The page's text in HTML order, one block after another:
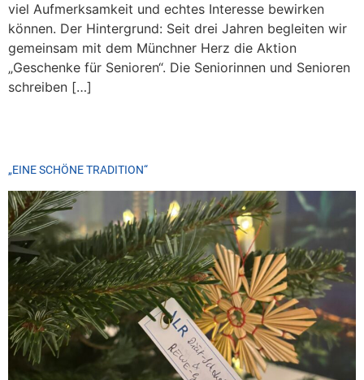
viel Aufmerksamkeit und echtes Interesse bewirken
können. Der Hintergrund: Seit drei Jahren begleiten wir
gemeinsam mit dem Münchner Herz die Aktion
„Geschenke für Senioren“. Die Seniorinnen und Senioren
schreiben […]
„EINE SCHÖNE TRADITION“